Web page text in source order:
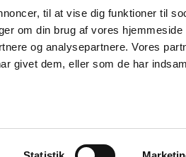
til at vise dig funktioner til
om din brug af vores hjemmeside
og analysepartnere. Vores
givet dem, eller som de har
1620 KBH V
Mail